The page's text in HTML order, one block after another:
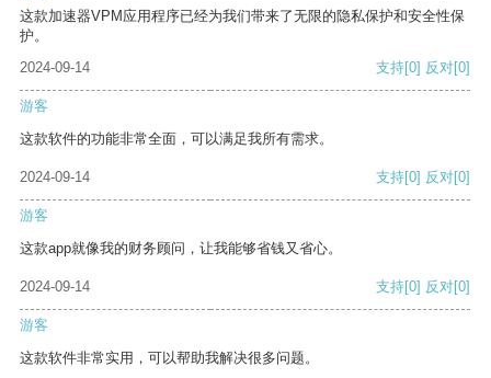
这款加速器VPM应用程序已经为我们带来了无限的隐私保护和安全性保
护。
2024-09-14
支持[0] 反对[0]
游客
这款软件的功能非常全面，可以满足我所有需求。
2024-09-14 支持[0] 反对[0]
游客
这款app就像我的财务顾问，让我能够省钱又省心。
2024-09-14 支持[0] 反对[0]
游客
这款软件非常实用，可以帮助我解决很多问题。